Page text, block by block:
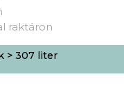
raktáron
> 307 liter